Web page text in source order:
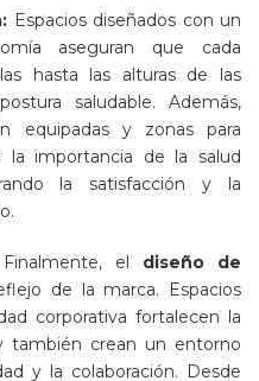
Espacios diseñados con un
aseguran que cada
hasta las alturas de las
saludable. Además,
equipadas y zonas para
la importancia de la salud
la satisfacción y la
Finalmente, el diseño de
de la marca. Espacios
corporativa fortalecen la
también crean un entorno
y la colaboración. Desde